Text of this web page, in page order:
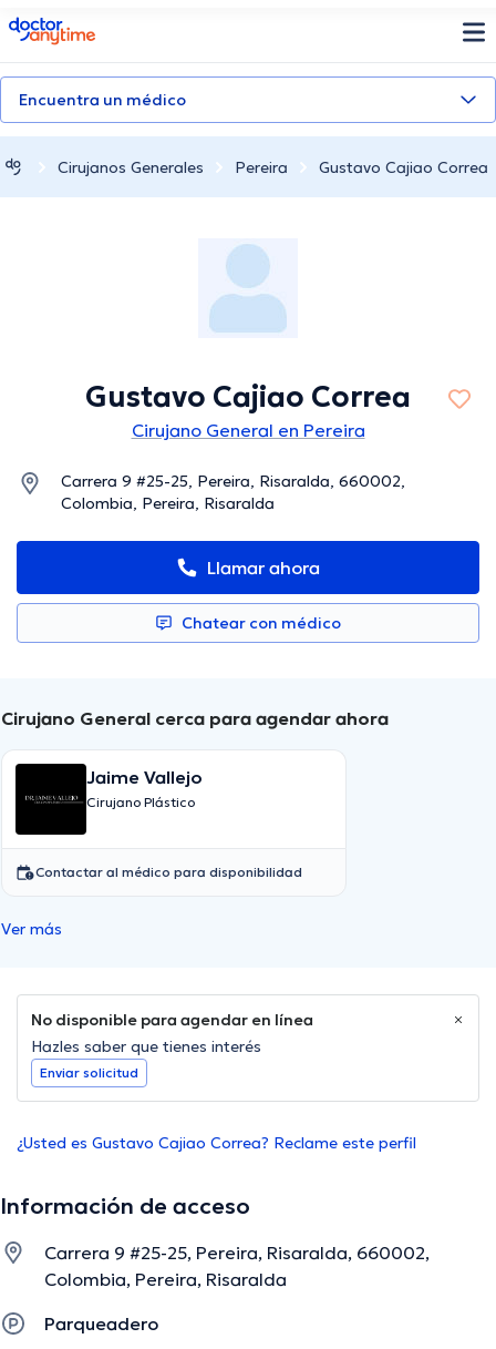
doctoranytime
Encuentra un médico
Cirujanos Generales Pereira Gustavo Cajiao Correa
Gustavo Cajiao Correa
Cirujano General en Pereira
Carrera 9 #25-25, Pereira, Risaralda, 660002,
Colombia, Pereira, Risaralda
Llamar ahora
Chatear con médico
Cirujano General cerca para agendar ahora
Jaime Vallejo
Cirujano Plástico
Contactar al médico para disponibilidad
Ver más
No disponible para agendar en línea
Hazles saber que tienes interés
Enviar solicitud
¿Usted es Gustavo Cajiao Correa? Reclame este perfil
Información de acceso
Carrera 9 #25-25, Pereira, Risaralda, 660002,
Colombia, Pereira, Risaralda
Parqueadero